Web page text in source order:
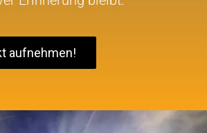
aufnehmen!